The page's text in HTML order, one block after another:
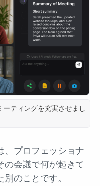
ティングを充実させまし
、プロフェッショナ
の会議で何が起きて
のことです。